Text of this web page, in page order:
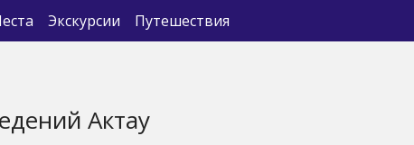
Экскурсии Путешествия
Актау